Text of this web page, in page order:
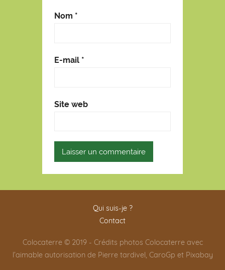
Nom *
E-mail *
Site web
Qui suis-je ?
Contact
Colocaterre © 2019 - Crédits photos Colocaterre avec
l’aimable autorisation de Pierre tardivel, CaroGp et Pixabay